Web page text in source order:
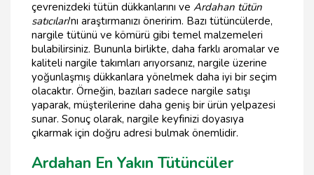
çevrenizdeki tütün dükkanlarını ve Ardahan tütün
satıcıları'nı araştırmanızı öneririm. Bazı tütüncülerde,
nargile tütünü ve kömürü gibi temel malzemeleri
bulabilirsiniz. Bununla birlikte, daha farklı aromalar ve
kaliteli nargile takımları arıyorsanız, nargile üzerine
yoğunlaşmış dükkanlara yönelmek daha iyi bir seçim
olacaktır. Örneğin, bazıları sadece nargile satışı
yaparak, müşterilerine daha geniş bir ürün yelpazesi
sunar. Sonuç olarak, nargile keyfinizi doyasıya
çıkarmak için doğru adresi bulmak önemlidir.
Ardahan En Yakın Tütüncüler